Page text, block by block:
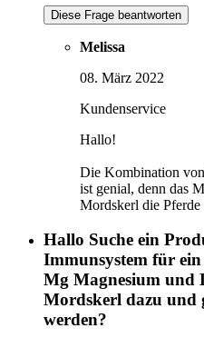
Diese Frage beantworten
Melissa
08. März 2022
Kundenservice
Hallo!
Die Kombination
ist genial, denn das
Mordskerl die
Hallo Suche ein
Immunsystem für ein
Mg Magnesium und
Mordskerl dazu und
werden?